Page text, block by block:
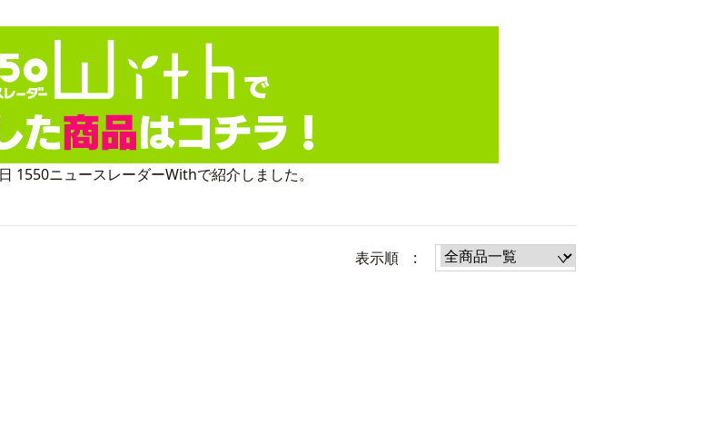
1550ニュースレーダーWithで紹介しました。
表示順 :